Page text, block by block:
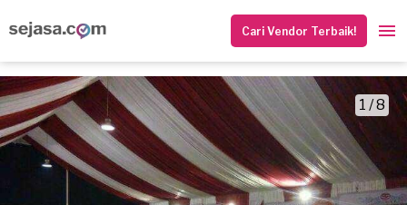
Cari Vendor Terbaik!
1 / 8